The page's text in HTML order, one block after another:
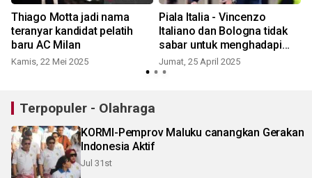
Thiago Motta jadi nama
teranyar kandidat pelatih
baru AC Milan
Kamis, 22 Mei 2025
Piala Italia - Vincenzo
Italiano dan Bologna tidak
sabar untuk menghadapi
Milan
Jumat, 25 April 2025
Terpopuler - Olahraga
KORMI-Pemprov Maluku canangkan Gerakan
Indonesia Aktif
Jul 31st